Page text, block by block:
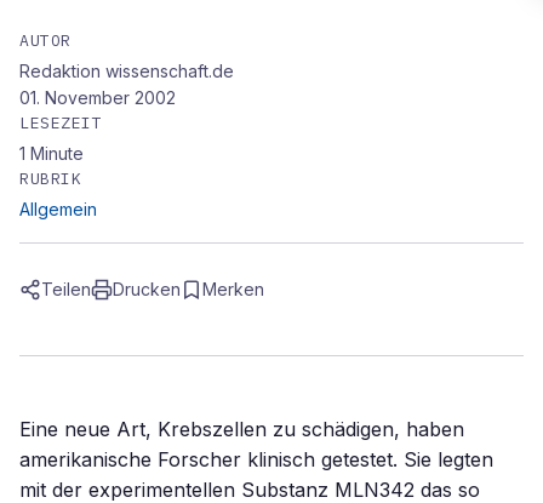
Abfallentsorgung unterbrochen
AUTOR
Redaktion wissenschaft.de
01. November 2002
LESEZEIT
1 Minute
RUBRIK
Allgemein
Teilen Drucken Merken
Eine neue Art, Krebszellen zu schädigen, haben
amerikanische Forscher klinisch getestet. Sie legten
mit der experimentellen Substanz MLN342 das so